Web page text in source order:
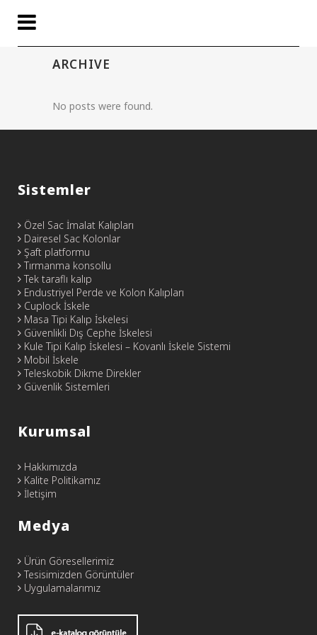
ARCHIVE
No posts were found.
Sistemler
Özel Sac İmalat Kalıpları
Dairesel Sac Kolonlar
Şaft platformu
Tırmanma konsollu
Tek taraflı kalıp
Endustriyel Perde ve Kolon Kalıpları
Cuplock İskele
Masa Tipi Kalıp İskelesi
Güvenlikli Dış Cephe İskelesi
Kule Tipi Kalıp İskelesi – Kovanlı İskele Sistemi
Mobil İskele
Teleskobik Dikme Direkler
Güvenlik Sistemleri
Kurumsal
Hakkımızda
Kalite Politikamız
İletişim
Medya
Ürün Göresellerimiz
Tesisimizden Görüntüler
Uygulamalarımız